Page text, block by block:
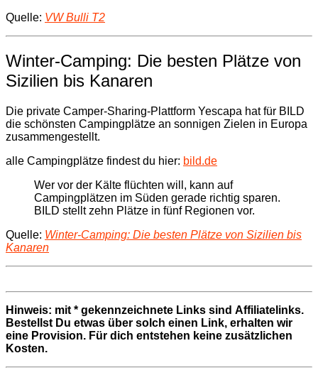
Quelle: VW Bulli T2
Winter-Camping: Die besten Plätze von
Sizilien bis Kanaren
Die private Camper-Sharing-Plattform Yescapa hat für BILD
die schönsten Campingplätze an sonnigen Zielen in Europa
zusammengestellt.
alle Campingplätze findest du hier: bild.de
Wer vor der Kälte flüchten will, kann auf
Campingplätzen im Süden gerade richtig sparen.
BILD stellt zehn Plätze in fünf Regionen vor.
Quelle: Winter-Camping: Die besten Plätze von Sizilien bis
Kanaren
Hinweis: mit * gekennzeichnete Links sind Affiliatelinks.
Bestellst Du etwas über solch einen Link, erhalten wir
eine Provision. Für dich entstehen keine zusätzlichen
Kosten.